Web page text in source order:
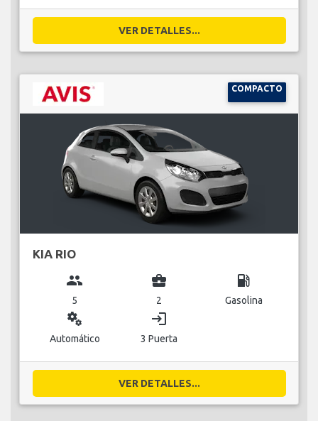
VER DETALLES...
COMPACTO
KIA RIO
group
5
business_center
2
local_gas_station
Gasolina
miscellaneous_services
Automático
login
3 Puerta
VER DETALLES...